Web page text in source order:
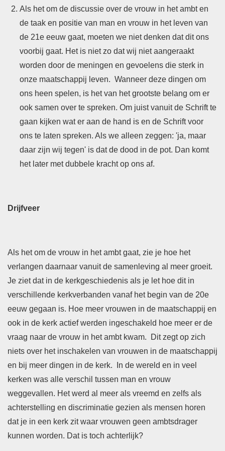
Als het om de discussie over de vrouw in het ambt en
de taak en positie van man en vrouw in het leven van
de 21e eeuw gaat, moeten we niet denken dat dit ons
voorbij gaat. Het is niet zo dat wij niet aangeraakt
worden door de meningen en gevoelens die sterk in
onze maatschappij leven. Wanneer deze dingen om
ons heen spelen, is het van het grootste belang om er
ook samen over te spreken. Om juist vanuit de Schrift te
gaan kijken wat er aan de hand is en de Schrift voor
ons te laten spreken. Als we alleen zeggen: 'ja, maar
daar zijn wij tegen' is dat de dood in de pot. Dan komt
het later met dubbele kracht op ons af.
Drijfveer
Als het om de vrouw in het ambt gaat, zie je hoe het
verlangen daarnaar vanuit de samenleving al meer groeit.
Je ziet dat in de kerkgeschiedenis als je let hoe dit in
verschillende kerkverbanden vanaf het begin van de 20e
eeuw gegaan is. Hoe meer vrouwen in de maatschappij en
ook in de kerk actief werden ingeschakeld hoe meer er de
vraag naar de vrouw in het ambt kwam. Dit zegt op zich
niets over het inschakelen van vrouwen in de maatschappij
en bij meer dingen in de kerk. In de wereld en in veel
kerken was alle verschil tussen man en vrouw
weggevallen. Het werd al meer als vreemd en zelfs als
achterstelling en discriminatie gezien als mensen horen
dat je in een kerk zit waar vrouwen geen ambtsdrager
kunnen worden. Dat is toch achterlijk?